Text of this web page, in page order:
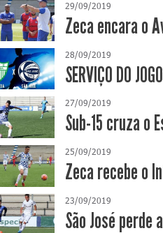
29/09/2019
Zeca encara o
28/09/2019
SERVIÇO DO
27/09/2019
Sub-15 cruza o
25/09/2019
Zeca recebe o
23/09/2019
São José perde